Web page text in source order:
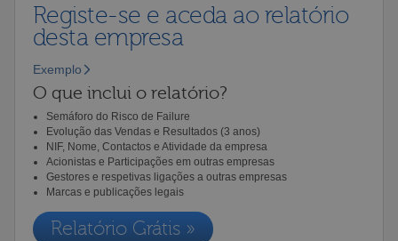
Registe-se e aceda ao relatório
desta empresa
Exemplo
O que inclui o relatório?
Semáforo do Risco de Failure
Evolução das Vendas e Resultados (3 anos)
NIF, Nome, Contactos e Atividade da empresa
Acionistas e Participações em outras empresas
Gestores e respetivas ligações a outras empresas
Marcas e publicações legais
Relatório Grátis »